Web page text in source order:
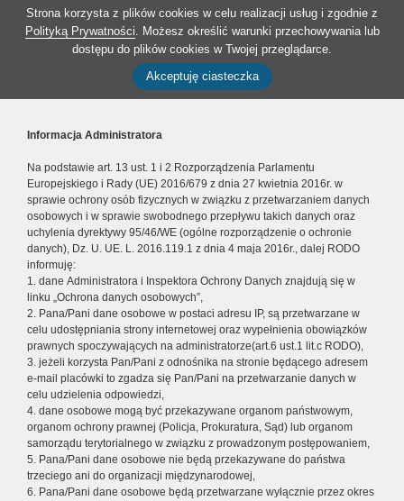
Strona korzysta z plików cookies w celu realizacji usług i zgodnie z
Polityką Prywatności. Możesz określić warunki przechowywania lub
dostępu do plików cookies w Twojej przeglądarce.
Akceptuję ciasteczka
Informacja Administratora
Na podstawie art. 13 ust. 1 i 2 Rozporządzenia Parlamentu
Europejskiego i Rady (UE) 2016/679 z dnia 27 kwietnia 2016r. w
sprawie ochrony osób fizycznych w związku z przetwarzaniem danych
osobowych i w sprawie swobodnego przepływu takich danych oraz
uchylenia dyrektywy 95/46/WE (ogólne rozporządzenie o ochronie
danych), Dz. U. UE. L. 2016.119.1 z dnia 4 maja 2016r., dalej RODO
informuję:
1. dane Administratora i Inspektora Ochrony Danych znajdują się w
linku „Ochrona danych osobowych”,
2. Pana/Pani dane osobowe w postaci adresu IP, są przetwarzane w
celu udostępniania strony internetowej oraz wypełnienia obowiązków
prawnych spoczywających na administratorze(art.6 ust.1 lit.c RODO),
3. jeżeli korzysta Pan/Pani z odnośnika na stronie będącego adresem
e-mail placówki to zgadza się Pan/Pani na przetwarzanie danych w
celu udzielenia odpowiedzi,
4. dane osobowe mogą być przekazywane organom państwowym,
organom ochrony prawnej (Policja, Prokuratura, Sąd) lub organom
samorządu terytorialnego w związku z prowadzonym postępowaniem,
5. Pana/Pani dane osobowe nie będą przekazywane do państwa
trzeciego ani do organizacji międzynarodowej,
6. Pana/Pani dane osobowe będą przetwarzane wyłącznie przez okres